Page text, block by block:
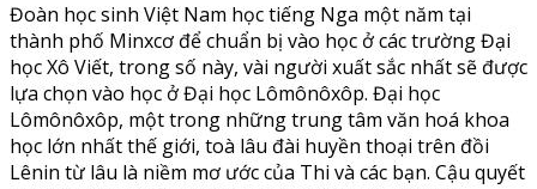
Đoàn học sinh Việt Nam học tiếng Nga một năm tại
thành phố Minxcơ để chuẩn bị vào học ở các trường Đại
học Xô Viết, trong số này, vài người xuất sắc nhất sẽ được
lựa chọn vào học ở Đại học Lômônôxôp. Đại học
Lômônôxôp, một trong những trung tâm văn hoá khoa
học lớn nhất thế giới, toà lâu đài huyền thoại trên đồi
Lênin từ lâu là niềm mơ ước của Thi và các bạn. Cậu quyết